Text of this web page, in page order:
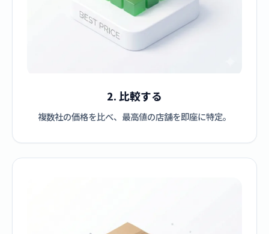
2. 比較する
複数社の価格を比べ、最高値の店舗を即座に特定。